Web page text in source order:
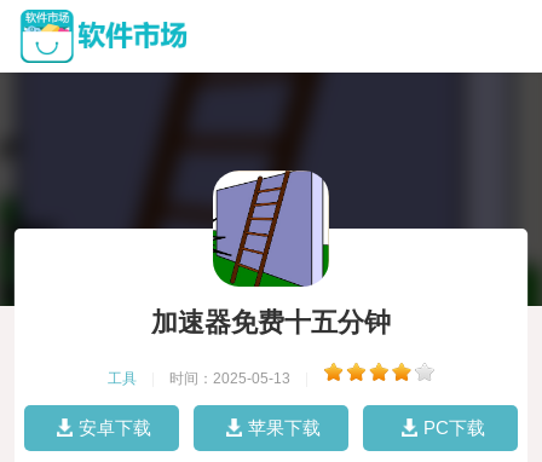
加速器免费十五分钟
工具 时间：2025-05-13
安卓下载 苹果下载 PC下载